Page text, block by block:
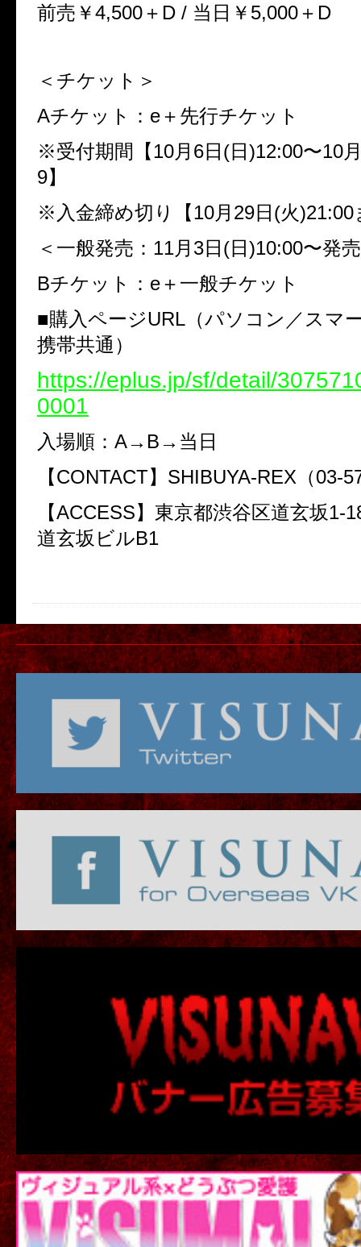
前売￥4,500＋ D / 当日￥ 5,000＋ D
＜チケット＞
Aチケット： e＋先行チケット
※受付期間【10月 6日(日)12:00〜10
9】
※入金締め切り【10月 29日(火)21:00
＜一般発売： 11月 3日(日)10:00〜発
Bチケット： e＋一般チケット
■購入ページURL （パソコン／スマ
携帯共通）
https://eplus.jp/sf/detail/
0001
入場順： A→B→ 当日
【CONTACT】 SHIBUYA-REX （03-
【ACCESS】東京都渋谷区道玄坂1-
道玄坂ビルB1